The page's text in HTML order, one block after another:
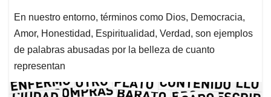
En nuestro entorno, términos como Dios, Democracia,
Amor, Honestidad, Espiritualidad, Verdad, son ejemplos
de palabras abusadas por la belleza de cuanto
representan